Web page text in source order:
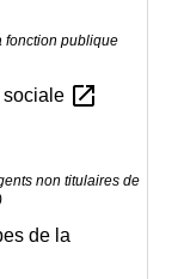
fonction publique
sociale open_in_new
non titulaires de
de la